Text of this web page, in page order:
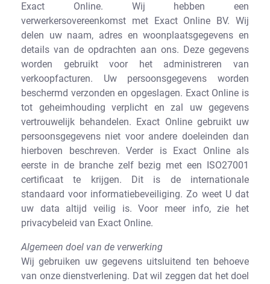
Exact Online. Wij hebben een
verwerkersovereenkomst met Exact Online BV. Wij
delen uw naam, adres en woonplaatsgegevens en
details van de opdrachten aan ons. Deze gegevens
worden gebruikt voor het administreren van
verkoopfacturen. Uw persoonsgegevens worden
beschermd verzonden en opgeslagen. Exact Online is
tot geheimhouding verplicht en zal uw gegevens
vertrouwelijk behandelen. Exact Online gebruikt uw
persoonsgegevens niet voor andere doeleinden dan
hierboven beschreven. Verder is Exact Online als
eerste in de branche zelf bezig met een ISO27001
certificaat te krijgen. Dit is de internationale
standaard voor informatiebeveiliging. Zo weet U dat
uw data altijd veilig is. Voor meer info, zie het
privacybeleid van Exact Online.
Algemeen doel van de verwerking
Wij gebruiken uw gegevens uitsluitend ten behoeve
van onze dienstverlening. Dat wil zeggen dat het doel